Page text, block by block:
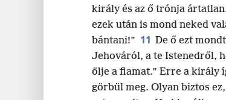
király és az ő trónja
ezek után is mond neked
bántani!” 11 De ő ezt
Jehováról, a te Istenedről,
ölje a fiamat.” Erre a király
görbül meg. Olyan biztos